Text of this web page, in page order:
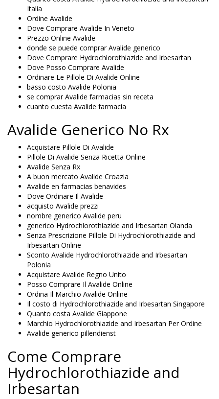
Italia
Ordine Avalide
Dove Comprare Avalide In Veneto
Prezzo Online Avalide
donde se puede comprar Avalide generico
Dove Comprare Hydrochlorothiazide and Irbesartan
Dove Posso Comprare Avalide
Ordinare Le Pillole Di Avalide Online
basso costo Avalide Polonia
se comprar Avalide farmacias sin receta
cuanto cuesta Avalide farmacia
Avalide Generico No Rx
Acquistare Pillole Di Avalide
Pillole Di Avalide Senza Ricetta Online
Avalide Senza Rx
A buon mercato Avalide Croazia
Avalide en farmacias benavides
Dove Ordinare Il Avalide
acquisto Avalide prezzi
nombre generico Avalide peru
generico Hydrochlorothiazide and Irbesartan Olanda
Senza Prescrizione Pillole Di Hydrochlorothiazide and
Irbesartan Online
Sconto Avalide Hydrochlorothiazide and Irbesartan
Polonia
Acquistare Avalide Regno Unito
Posso Comprare Il Avalide Online
Ordina Il Marchio Avalide Online
Il costo di Hydrochlorothiazide and Irbesartan Singapore
Quanto costa Avalide Giappone
Marchio Hydrochlorothiazide and Irbesartan Per Ordine
Avalide generico pillendienst
Come Comprare
Hydrochlorothiazide and
Irbesartan